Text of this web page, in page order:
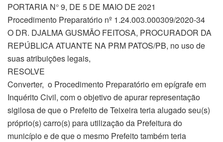
PORTARIA N° 9, DE 5 DE MAIO DE 2021
Procedimento Preparatório nº 1.24.003.000309/2020-34
O DR. DJALMA GUSMÃO FEITOSA, PROCURADOR DA
REPÚBLICA ATUANTE NA PRM PATOS/PB, no uso de
suas atribuições legais,
RESOLVE
Converter, o Procedimento Preparatório em epígrafe em
Inquérito Civil, com o objetivo de apurar representação
sigilosa de que o Prefeito de Teixeira teria alugado seu(s)
próprio(s) carro(s) para utilização da Prefeitura do
município e de que o mesmo Prefeito também teria